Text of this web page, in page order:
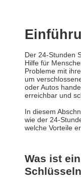
Der 24-Stunden
Hilfe für
Probleme mit
um
oder Autos
erreichbar und
In diesem
wie der 24-
welche Vorteile
Was ist